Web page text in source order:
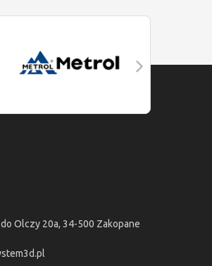
Olczy 20a, 34-500 Zakopane